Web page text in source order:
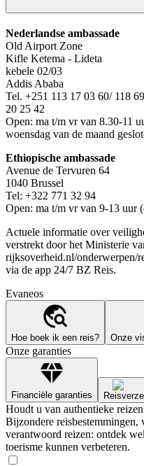
Nederlandse ambassade
Old Airport Zone
Kifle Ketema - Lideta
kebele 02/03
Addis Ababa
Tel. +251 113 17 03 60/ 118
20 25 42
Open: ma t/m vr van 8.30-11
woensdag van de maand
Ethiopische ambassade
Avenue de Tervuren 64
1040 Brussel
Tel: +322 771 32 94
Open: ma t/m vr van 9-13 uur
Actuele informatie over
verstrekt door het Ministerie
rijksoverheid.nl/onderwerpen/
via de app 24/7 BZ Reis.
Evaneos
Hoe boek ik een reis? Onze
Onze garanties
Financiële garanties
Houdt u van authentieke
Bijzondere reisbestemmingen,
verantwoord reizen: ontdek
toerisme kunnen verbeteren.